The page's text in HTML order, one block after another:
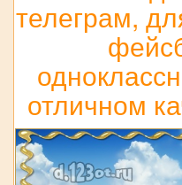
телеграм,
отличном